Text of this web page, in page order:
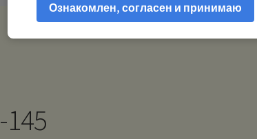
Ознакомлен, согласен и принимаю